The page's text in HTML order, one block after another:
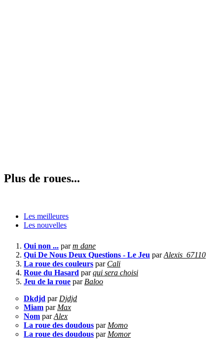
Plus de roues...
Les meilleures
Les nouvelles
Oui non ... parm dane
Qui De Nous Deux Questions - Le Jeu parAlexis_67110
La roue des couleurs par Cali
Roue du Hasard parqui sera choisi
Jeu de la roue par Baloo
Dkdjd par Djdjd
Miam par Max
Nom parAlex
La roue des doudous par Momo
La roue des doudous par Momor